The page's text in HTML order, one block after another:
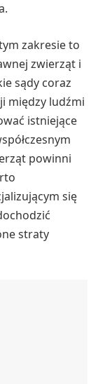
zakresie to
zwierząt i
sądy coraz
między ludźmi
istniejące
powinni
się
straty